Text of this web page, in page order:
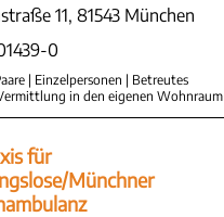
11, 81543 München
0
| Einzelpersonen | Betreutes
in den eigenen Wohnraum
für
Münchner